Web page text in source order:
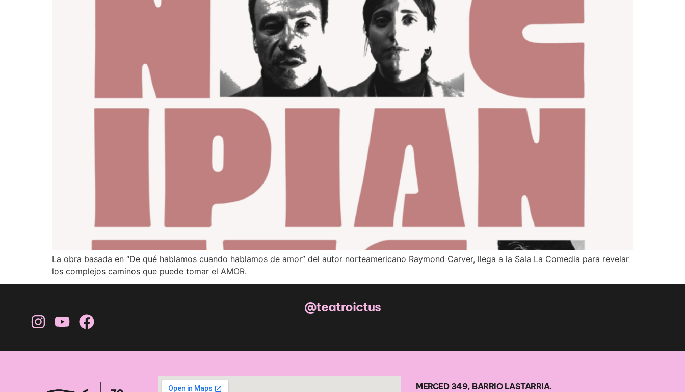
La obra basada en “De qué hablamos cuando hablamos de amor” del autor norteamericano Raymond Carver, llega a la Sala La Comedia para revelar
los complejos caminos que puede tomar el AMOR.
@teatroictus
MERCED 349, BARRIO LASTARRIA.